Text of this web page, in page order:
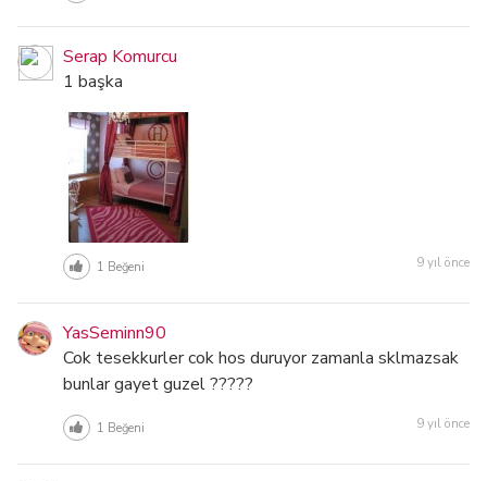
Serap Komurcu
1 başka
1 Beğeni 9 yıl önce
YasSeminn90
Cok tesekkurler cok hos duruyor zamanla sklmazsak
bunlar gayet guzel ?????
1 Beğeni 9 yıl önce